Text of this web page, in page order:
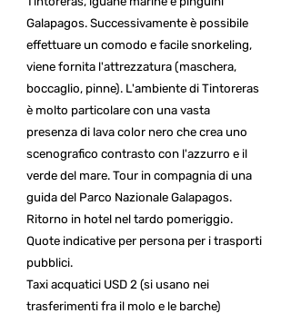
Galapagos. Successivamente è possibile
effettuare un comodo e facile snorkeling,
viene fornita l'attrezzatura (maschera,
boccaglio, pinne). L'ambiente di Tintoreras
è molto particolare con una vasta
presenza di lava color nero che crea uno
scenografico contrasto con l'azzurro e il
verde del mare. Tour in compagnia di una
guida del Parco Nazionale Galapagos.
Ritorno in hotel nel tardo pomeriggio.
Quote indicative per persona per i trasporti
pubblici.
Taxi acquatici USD 2 (si usano nei
trasferimenti fra il molo e le barche)